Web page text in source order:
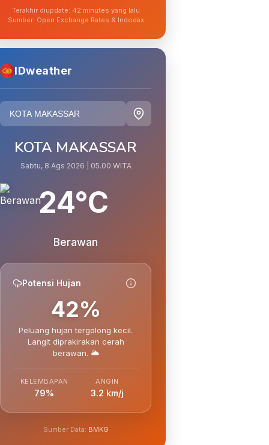
Terakhir diupdate: 42 minutes yang lalu
Sumber: Open Exchange Rates & Indodax
IDweather
KOTA MAKASSAR
Sabtu, 8 Ags 2026 | 05.00 WITA
24°C
Berawan
Potensi Hujan
42%
Peluang hujan tergolong kecil.
Langit diprakirakan cerah
berawan. 🌥️
KELEMBAPAN
79%
ANGIN
3.2 km/j
Sumber Data: BMKG